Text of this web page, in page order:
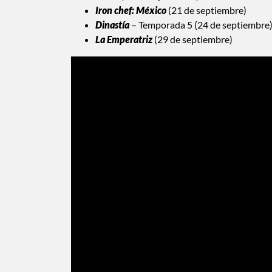
Iron chef: México (21 de septiembre)
Dinastía – Temporada 5 (24 de septiembre)
La Emperatriz(29 de septiembre)